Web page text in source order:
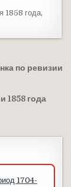
1858 года,
по ревизии
1858 года
1704-